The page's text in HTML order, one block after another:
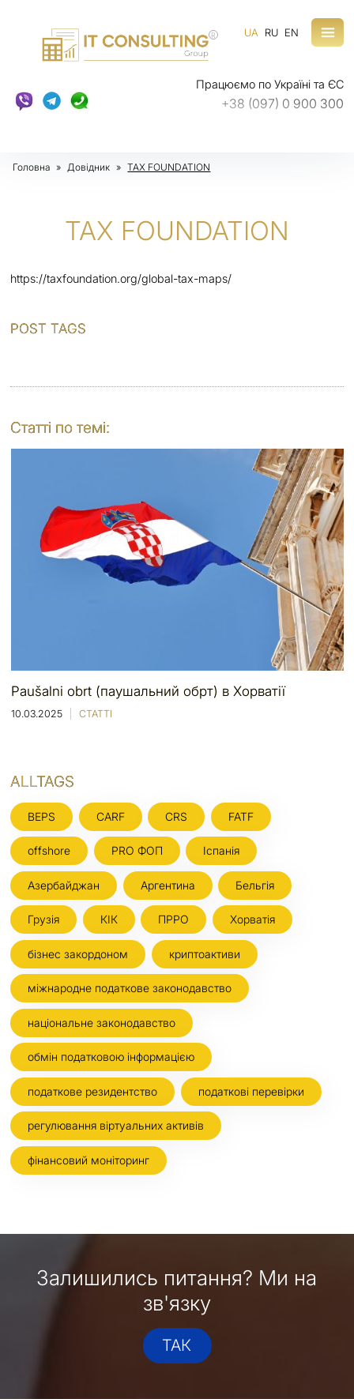
R
Працюємо по Україні та ЄС
+38 (097) 0 900 300
UA RU EN
Головна » Довідник » TAX FOUNDATION
TAX FOUNDATION
https://taxfoundation.org/global-tax-maps/
POST TAGS
Статті по темі:
Paušalni obrt (паушальний обрт) в Хорватії
10.03.2025 СТАТТІ
ALLTAGS
BEPS CARF CRS FATF
offshore PRO ФОП Іспанія
Азербайджан Аргентина Бельгія
Грузія КІК ПРРО Хорватія
бізнес закордоном криптоактиви
міжнародне податкове законодавство
національне законодавство
обмін податковою інформацією
податкове резидентство податкові перевірки
регулювання віртуальних активів
фінансовий моніторинг
Залишились питання? Ми на
зв'язку
ТАК